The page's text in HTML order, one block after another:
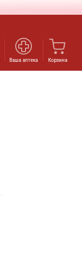
Ваша аптека Корзина